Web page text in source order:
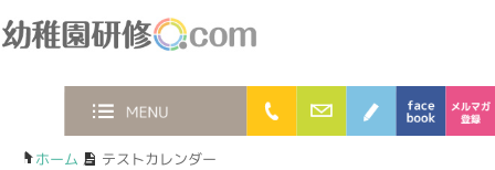
MENU 0120-36-2023
お問合わせフォー
ブログ
ホーム / テストカレンダー